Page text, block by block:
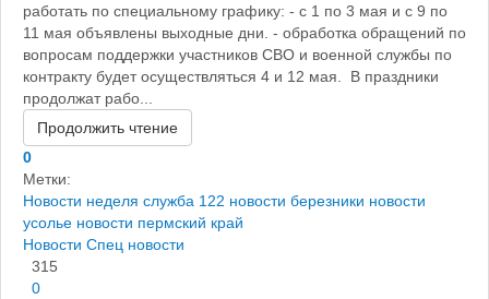
работать по специальному графику: - с 1 по 3 мая и с 9 по
11 мая объявлены выходные дни. - обработка обращений по
вопросам поддержки участников СВО и военной службы по
контракту будет осуществляться 4 и 12 мая. В праздники
продолжат рабо...
Продолжить чтение
0
Метки:
Новости неделя служба 122 новости березники новости
усолье новости пермский край
Новости Спец новости
315
0